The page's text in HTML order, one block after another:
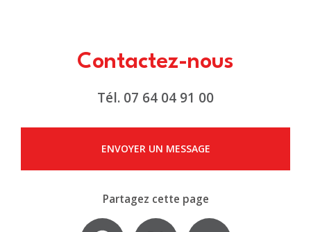
Contactez-nous
Tél. 07 64 04 91 00
ENVOYER UN MESSAGE
Partagez cette page
Facebook